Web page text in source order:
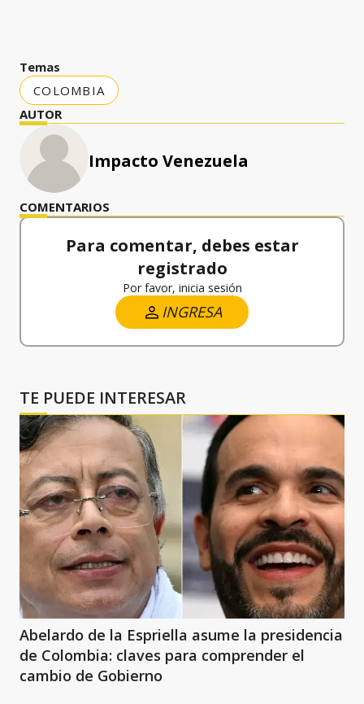
Temas
COLOMBIA
AUTOR
Impacto Venezuela
COMENTARIOS
Para comentar, debes estar
registrado
Por favor, inicia sesión
INGRESA
TE PUEDE INTERESAR
Abelardo de la Espriella asume la presidencia
de Colombia: claves para comprender el
cambio de Gobierno